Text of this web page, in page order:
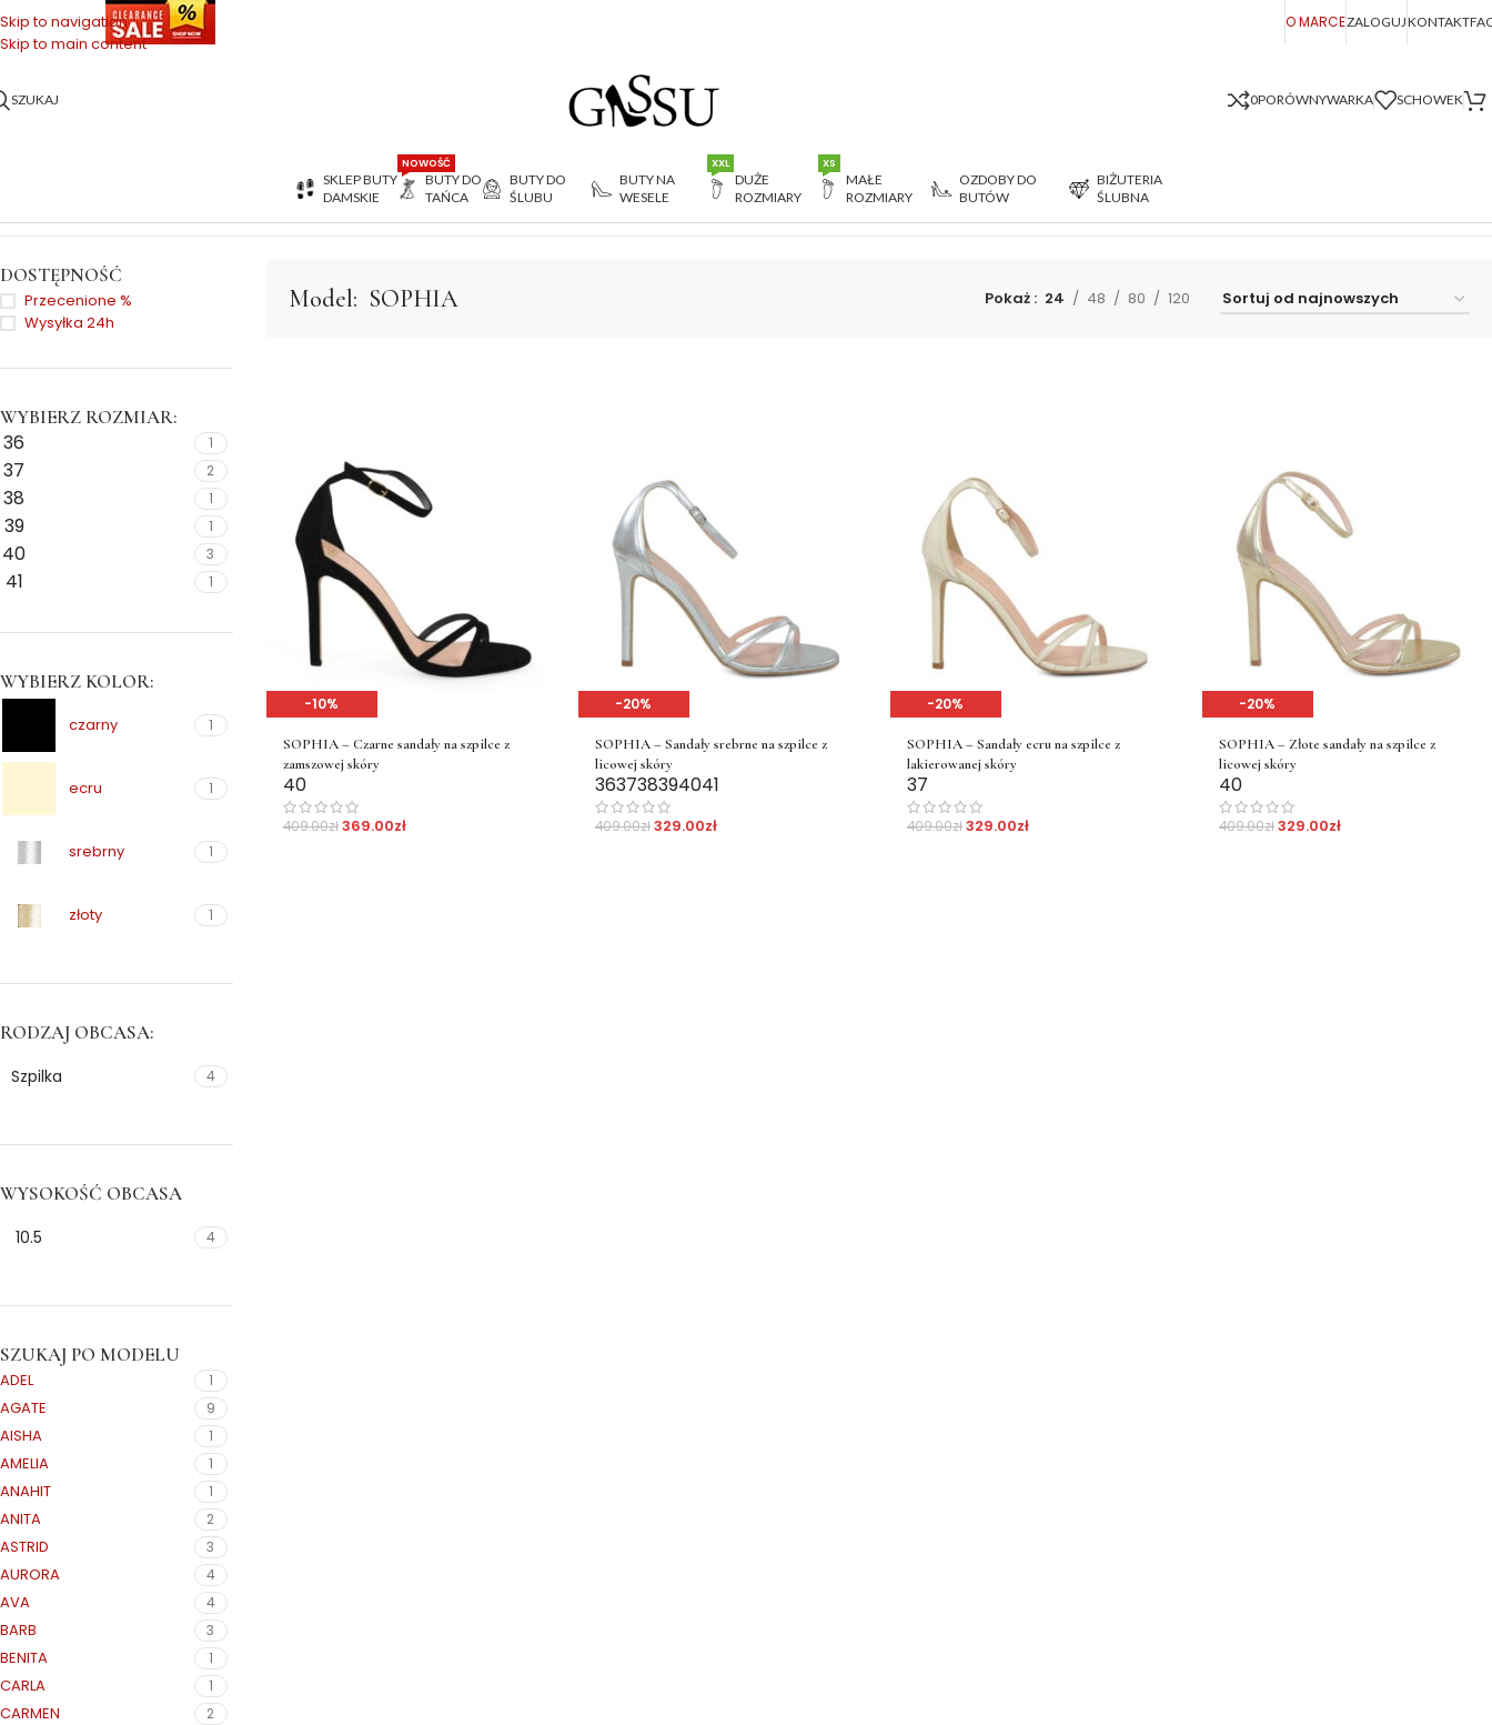
Skip to navigation
Skip to main content
SERII O MARCEZALOGUJKONTAKT
SZUKAJ 0PORÓWNYWARKA SCHOWEK
SKLEP BUTY
DAMSKIE
BUTY DO
TAŃCA
NOWOŚĆ
BUTY DO
ŚLUBU
BUTY NA
WESELE
DUŻE
ROZMIARY
XXL
MAŁE
ROZMIARY
XS
OZDOBY DO
BUTÓW
BIŻUTERIA
ŚLUBNA
DOSTĘPNOŚĆ
Przecenione %
Wysyłka 24h
WYBIERZ ROZMIAR:
36 1
37 2
38 1
39 1
40 3
41 1
WYBIERZ KOLOR:
czarny 1
ecru 1
srebrny 1
złoty 1
RODZAJ OBCASA:
Szpilka 4
WYSOKOŚĆ OBCASA
10.5 4
SZUKAJ PO MODELU
ADEL 1
AGATE 9
AISHA 1
AMELIA 1
ANAHIT 1
ANITA 2
ASTRID 3
AURORA 4
AVA 4
BARB 3
BENITA 1
CARLA 1
CARMEN 2
Model: SOPHIA Pokaż 24 48 80 120
-10%
SOPHIA – Czarne sandały na szpilce z
zamszowej skóry
40
409.00zł 369.00zł
-20%
SOPHIA – Sandały srebrne na szpilce z
licowej skóry
363738394041
409.00zł 329.00zł
-20%
SOPHIA – Sandały ecru na szpilce z
lakierowanej skóry
37
409.00zł 329.00zł
-20%
SOPHIA – Złote sandały na szpilce z
licowej skóry
40
409.00zł329.00zł